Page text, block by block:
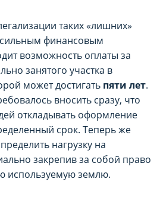
таких «лишних»
финансовым
возможность оплаты за
занятого участка в
может достигать пяти лет.
вносить сразу, что
откладывать оформление
срок. Теперь же
нагрузку на
закрепив за собой право
используемую землю.